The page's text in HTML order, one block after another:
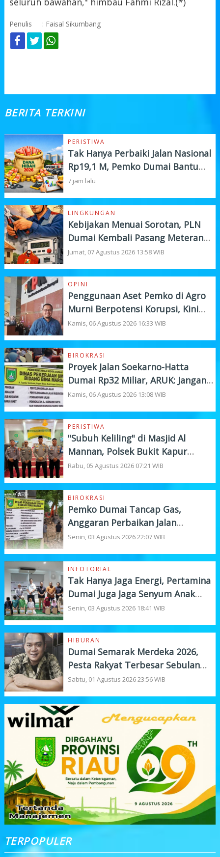
Penulis : Faisal Sikumbang
BERITA TERKINI
PERISTIWA
Tak Hanya Perbaiki Jalan Nasional
Rp19,1 M, Pemko Dumai Bantu
Instansi Vertikal Rp4,5 M
7 jam lalu
LINGKUNGAN
Kebijakan Menuai Sorotan, PLN
Dumai Kembali Pasang Meteran
Listrik Pelanggan
Jumat, 07 Agustus 2026 13:58 WIB
OPINI
Penggunaan Aset Pemko di Agro
Murni Berpotensi Korupsi, Kini
"Bola" Ada di APH
Kamis, 06 Agustus 2026 16:33 WIB
BIROKRASI
Proyek Jalan Soekarno-Hatta
Dumai Rp32 Miliar, ARUK: Jangan
Korbankan Kualitas Demi Kejar
Kamis, 06 Agustus 2026 13:08 WIB
PERISTIWA
"Subuh Keliling" di Masjid Al
Mannan, Polsek Bukit Kapur
Tampung Curhat Warga
Rabu, 05 Agustus 2026 07:21 WIB
BIROKRASI
Pemko Dumai Tancap Gas,
Anggaran Perbaikan Jalan
Nasional Rp19,1 Milyar
Senin, 03 Agustus 2026 22:07 WIB
INFOTORIAL
Tak Hanya Jaga Energi, Pertamina
Dumai Juga Jaga Senyum Anak
Yatim
Senin, 03 Agustus 2026 18:41 WIB
HIBURAN
Dumai Semarak Merdeka 2026,
Pesta Rakyat Terbesar Sebulan
Penuh
Sabtu, 01 Agustus 2026 23:56 WIB
TERPOPULER